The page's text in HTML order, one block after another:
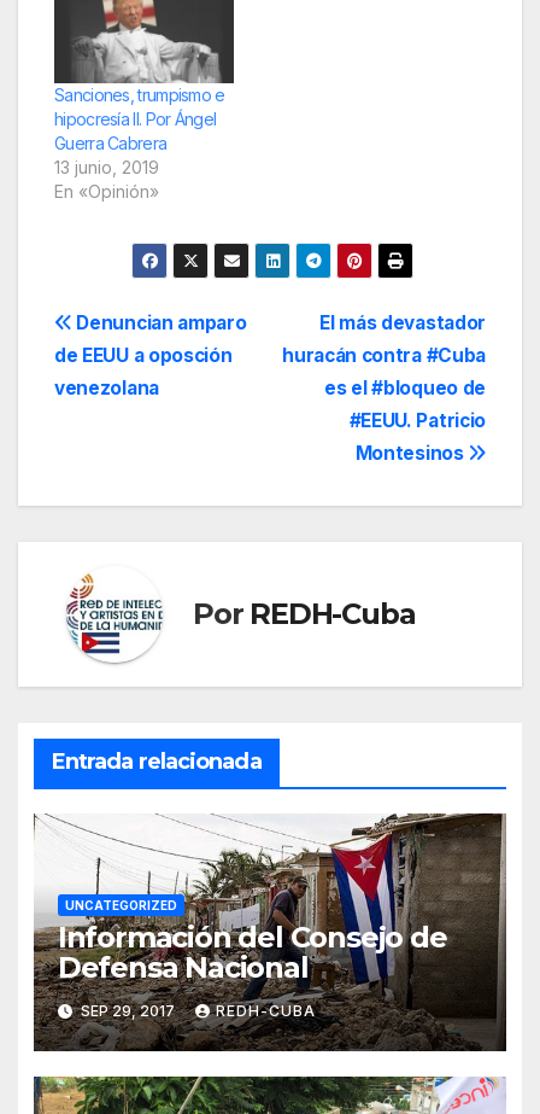
Sanciones, trumpismo e
hipocresía II. Por Ángel
Guerra Cabrera
13 junio, 2019
En «Opinión»
Navegación
de
El más devastador
huracán contra #Cuba
es el #bloqueo de
#EEUU. Patricio
Montesinos
Denuncian amparo
de EEUU a oposción
venezolana
Por REDH-Cuba
Entrada relacionada
UNCATEGORIZED
Información del Consejo de
Defensa Nacional
SEP 29, 2017 REDH-CUBA